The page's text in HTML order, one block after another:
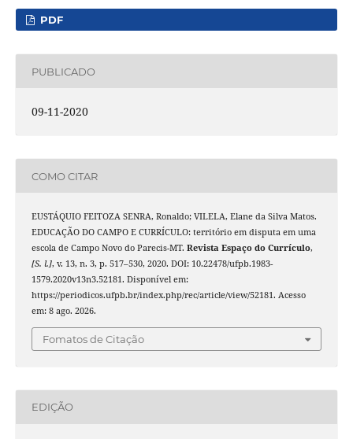
PDF
PUBLICADO
09-11-2020
COMO CITAR
EUSTÁQUIO FEITOZA SENRA, Ronaldo; VILELA, Elane da Silva Matos.
EDUCAÇÃO DO CAMPO E CURRÍCULO: território em disputa em uma
escola de Campo Novo do Parecis-MT. Revista Espaço do Currículo,
[S. l.], v. 13, n. 3, p. 517–530, 2020. DOI: 10.22478/ufpb.1983-
1579.2020v13n3.52181. Disponível em:
https://periodicos.ufpb.br/index.php/rec/article/view/52181. Acesso
em: 8 ago. 2026.
Fomatos de Citação
EDIÇÃO